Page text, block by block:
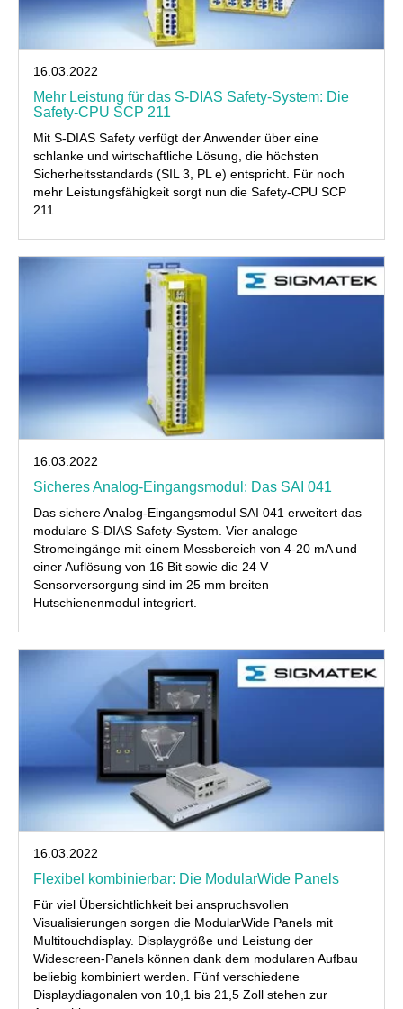
16.03.2022
Mehr Leistung für das S-DIAS Safety-System: Die
Safety-CPU SCP 211
Mit S-DIAS Safety verfügt der Anwender über eine
schlanke und wirtschaftliche Lösung, die höchsten
Sicherheitsstandards (SIL 3, PL e) entspricht. Für noch
mehr Leistungsfähigkeit sorgt nun die Safety-CPU SCP
211.
16.03.2022
Sicheres Analog-Eingangsmodul: Das SAI 041
Das sichere Analog-Eingangsmodul SAI 041 erweitert das
modulare S-DIAS Safety-System. Vier analoge
Stromeingänge mit einem Messbereich von 4-20 mA und
einer Auflösung von 16 Bit sowie die 24 V
Sensorversorgung sind im 25 mm breiten
Hutschienenmodul integriert.
16.03.2022
Flexibel kombinierbar: Die ModularWide Panels
Für viel Übersichtlichkeit bei anspruchsvollen
Visualisierungen sorgen die ModularWide Panels mit
Multitouchdisplay. Displaygröße und Leistung der
Widescreen-Panels können dank dem modularen Aufbau
beliebig kombiniert werden. Fünf verschiedene
Displaydiagonalen von 10,1 bis 21,5 Zoll stehen zur